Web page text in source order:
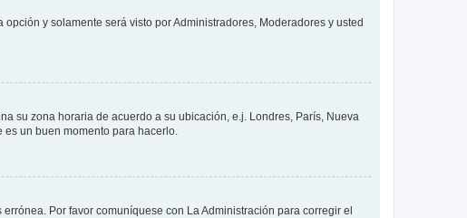
opción y solamente será visto por Administradores, Moderadores y usted
su zona horaria de acuerdo a su ubicación, e.j. Londres, París, Nueva
un buen momento para hacerlo.
Por favor comuníquese con La Administración para corregir el